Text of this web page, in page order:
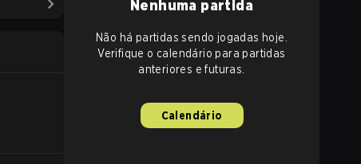
Nenhuma partida
Não há partidas sendo jogadas hoje.
Verifique o calendário para partidas
anteriores e futuras.
Calendário